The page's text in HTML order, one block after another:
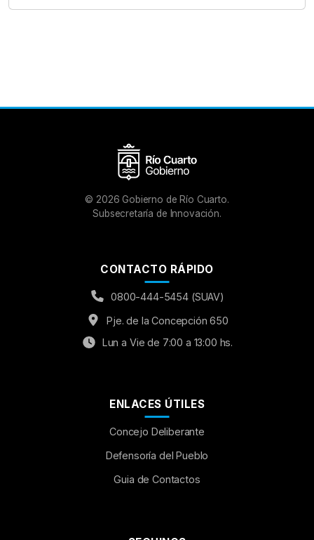
© 2026 Gobierno de Río Cuarto.
Subsecretaría de Innovación.
CONTACTO RÁPIDO
0800-444-5454 (SUAV)
Pje. de la Concepción 650
Lun a Vie de 7:00 a 13:00 hs.
ENLACES ÚTILES
Concejo Deliberante
Defensoría del Pueblo
Guia de Contactos
Aumentar Fuente
OFF